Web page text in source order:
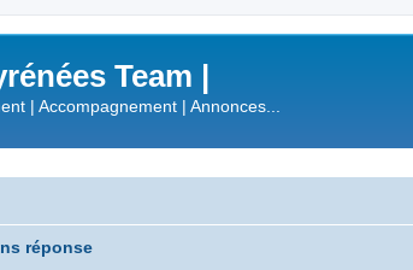
Team |
| Accompagnement | Annonces...
réponse